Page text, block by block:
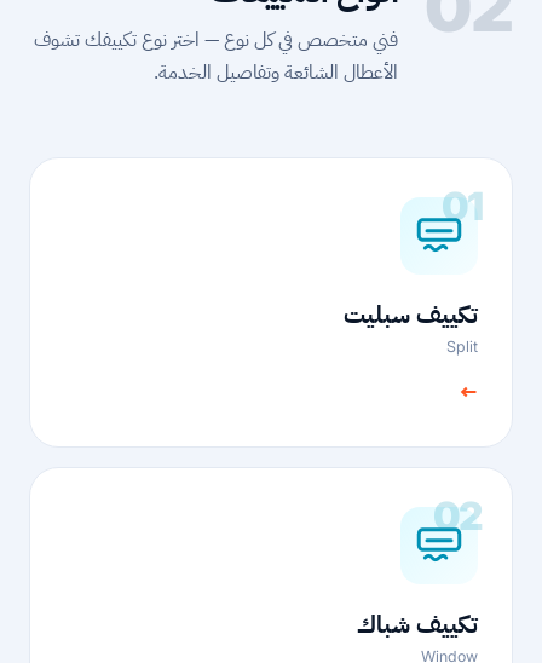
فني متخصص في كل نوع — اختر نوع تكييفك تشوف
الأعطال الشائعة وتفاصيل الخدمة.
01
تكييف سبليت
Split
←
02
تكييف شباك
Window